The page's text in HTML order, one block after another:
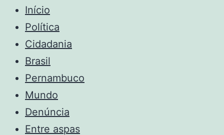
Início
Política
Cidadania
Brasil
Pernambuco
Mundo
Denúncia
Entre aspas